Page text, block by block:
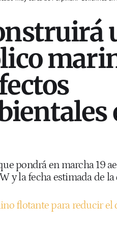
pondrá en marcha 19
y la fecha estimada de la
flotante para reducir el